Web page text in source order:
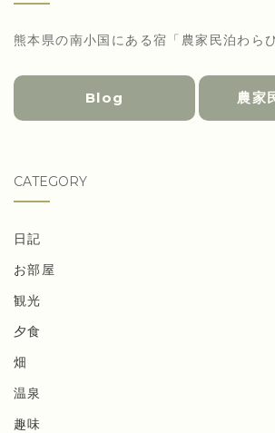
熊本県の南小国にある宿「農家民泊わら
Blog 農家
CATEGORY
日記
お部屋
観光
夕食
畑
温泉
趣味